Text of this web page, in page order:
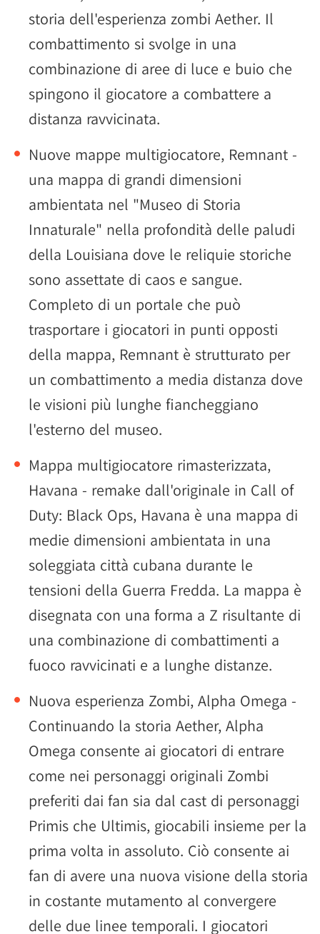
storia dell'esperienza zombi Aether. Il
combattimento si svolge in una
combinazione di aree di luce e buio che
spingono il giocatore a combattere a
distanza ravvicinata.
Nuove mappe multigiocatore, Remnant -
una mappa di grandi dimensioni
ambientata nel "Museo di Storia
Innaturale" nella profondità delle paludi
della Louisiana dove le reliquie storiche
sono assettate di caos e sangue.
Completo di un portale che può
trasportare i giocatori in punti opposti
della mappa, Remnant è strutturato per
un combattimento a media distanza dove
le visioni più lunghe fiancheggiano
l'esterno del museo.
Mappa multigiocatore rimasterizzata,
Havana - remake dall'originale in Call of
Duty: Black Ops, Havana è una mappa di
medie dimensioni ambientata in una
soleggiata città cubana durante le
tensioni della Guerra Fredda. La mappa è
disegnata con una forma a Z risultante di
una combinazione di combattimenti a
fuoco ravvicinati e a lunghe distanze.
Nuova esperienza Zombi, Alpha Omega -
Continuando la storia Aether, Alpha
Omega consente ai giocatori di entrare
come nei personaggi originali Zombi
preferiti dai fan sia dal cast di personaggi
Primis che Ultimis, giocabili insieme per la
prima volta in assoluto. Ciò consente ai
fan di avere una nuova visione della storia
in costante mutamento al convergere
delle due linee temporali. I giocatori